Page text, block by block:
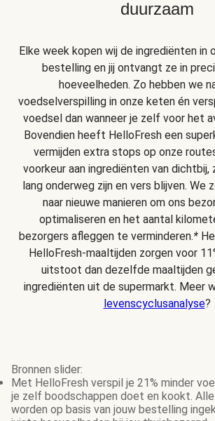
duurzaam
Elke week kopen wij de ingrediënten in
bestelling en jij ontvangt ze in
hoeveelheden. Zo hebben we
voedselverspilling in onze keten én
voedsel dan wanneer je zelf voor het
Bovendien heeft HelloFresh een
vermijden extra stops op onze
voorkeur aan ingrediënten van
lang onderweg zijn en vers blijven. We
naar nieuwe manieren om ons
optimaliseren en het aantal
bezorgers afleggen te verminderen.*
HelloFresh-maaltijden zorgen voor
uitstoot dan dezelfde maaltijden
ingrediënten uit de supermarkt. Meer
levenscyclusanalyse?
Bronnen slider:
Met HelloFresh verspil je 21% minder
je zelf boodschappen doet en kookt.
worden op basis van jouw bestelling